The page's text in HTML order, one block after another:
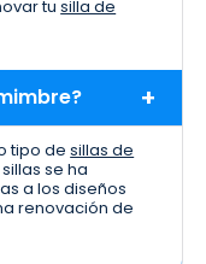
tusilla de
tipo desillas de
se ha
a los diseños
renovación de